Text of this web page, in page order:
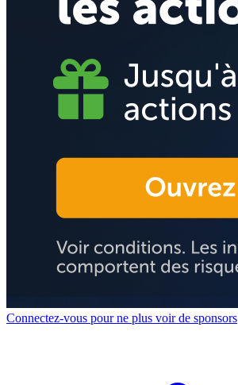
Connectez-vous pour ne plus voir de sponsors